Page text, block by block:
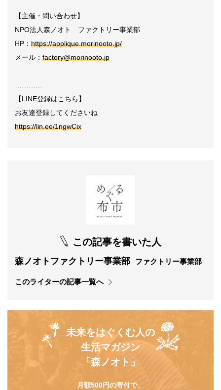
【主催・問い合わせ】
NPO法人森ノオト ファクトリー事業部
HP： https://applique.morinooto.jp/
メール： factory@morinooto.jp
…………
【LINE登録はこちら】
お友達登録してくださいね
https://lin.ee/1ngwCix
この記事を書いた人
森ノオトファクトリー事業部 ファクトリー事業部
このライターの記事一覧へ
未来をはぐくむ人の
生活マガジン
「森ノオト」
月額500円の寄付で、